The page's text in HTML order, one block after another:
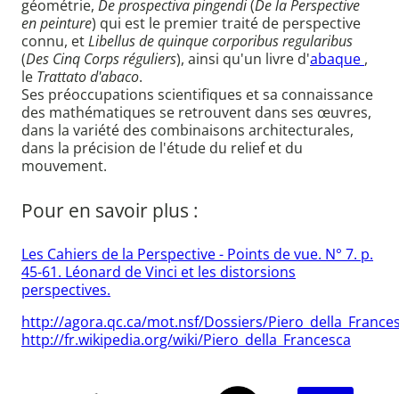
géométrie, De prospectiva pingendi(De la Perspective
en peinture) qui est le premier traité de perspective
connu, etLibellus de quinque corporibus regularibus
(Des Cinq Corps réguliers), ainsi qu'un livre d'abaque ,
le Trattato d'abaco.
Ses préoccupations scientifiques et sa connaissance
des mathématiques se retrouvent dans ses œuvres,
dans la variété des combinaisons architecturales,
dans la précision de l'étude du relief et du
mouvement.
Pour en savoir plus :
Les Cahiers de la Perspective - Points de vue. N° 7. p.
45-61. Léonard de Vinci et les distorsions
perspectives.
http://agora.qc.ca/mot.nsf/Dossiers/
http://fr.wikipedia.org/wiki/Piero_della_Francesca